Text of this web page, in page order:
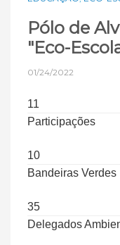
Pólo de
"Eco-
01/24/2022
11
Participações
10
Bandeiras Verdes
35
Delegados